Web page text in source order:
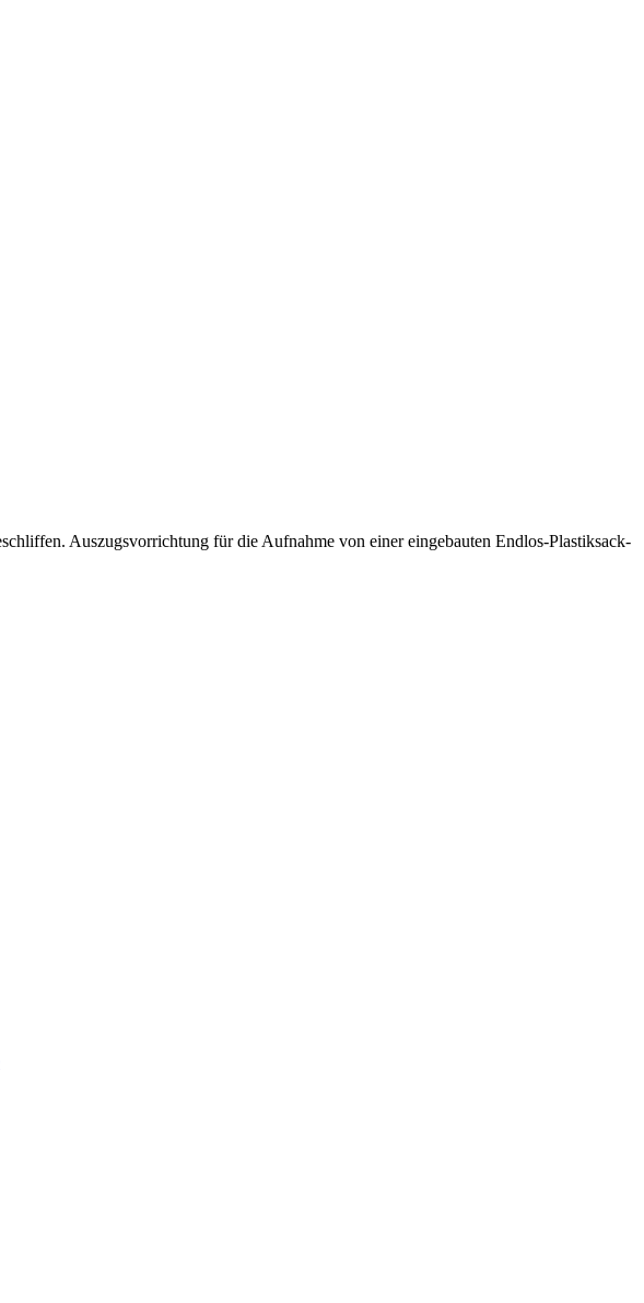
Auszugsvorrichtung für die Aufnahme von einer eingebauten Endlos-Plastiksack-